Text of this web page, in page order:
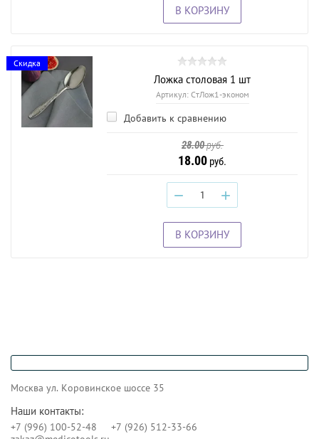
В КОРЗИНУ
Скидка
Ложка столовая 1 шт
Артикул:СтЛож1-эконом
Добавить к сравнению
28.00руб.
18.00 руб.
− +
В КОРЗИНУ
Москва ул. Коровинское шоссе 35
Наши контакты:
+7 (996) 100-52-48
+7 (926) 512-33-66